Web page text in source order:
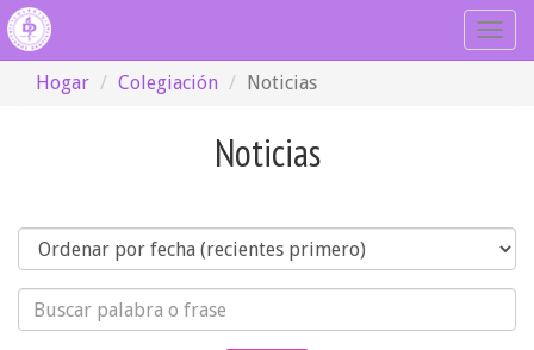
Hogar
Colegiación Noticias
Noticias
Orden